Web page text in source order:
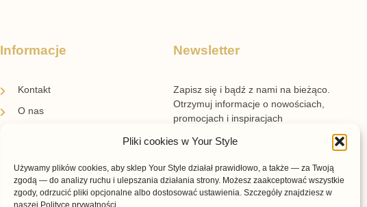
Pliki cookies w Your Style
Używamy plików cookies, aby sklep Your Style działał prawidłowo, a także — za Twoją
zgodą — do analizy ruchu i ulepszania działania strony. Możesz zaakceptować wszystkie
zgody, odrzucić pliki opcjonalne albo dostosować ustawienia. Szczegóły znajdziesz w
naszej Polityce prywatności.
Informacje
Kontakt
O nas
Regulamin voucherów
Polityka prywatności i cookies
Newsletter
Zapisz się i bądź z nami na bieżąco.
Otrzymuj informacje o nowościach,
promocjach i inspiracjach